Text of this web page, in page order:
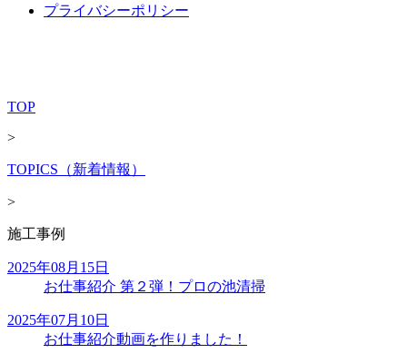
プライバシーポリシー
TOP
>
TOPICS（新着情報）
>
施工事例
2025年08月15日
お仕事紹介 第２弾！プロの池清掃
2025年07月10日
お仕事紹介動画を作りました！